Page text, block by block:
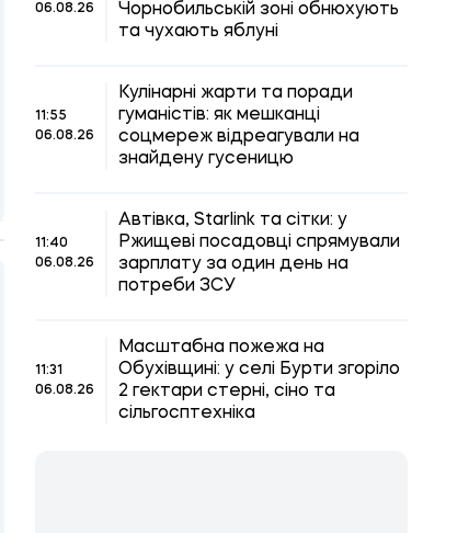
06.08.26
Чорнобильській зоні обнюхують
та чухають яблуні
11:55
06.08.26
Кулінарні жарти та поради
гуманістів: як мешканці
соцмереж відреагували на
знайдену гусеницю
11:40
06.08.26
Автівка, Starlink та сітки: у
Ржищеві посадовці спрямували
зарплату за один день на
потреби ЗСУ
11:31
06.08.26
Масштабна пожежа на
Обухівщині: у селі Бурти згоріло
2 гектари стерні, сіно та
сільгосптехніка